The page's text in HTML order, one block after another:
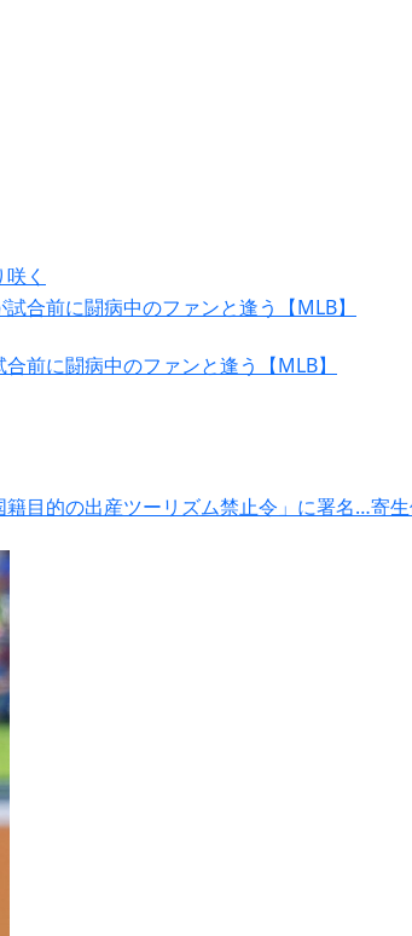
く
前に闘病中のファンと逢う【MLB】
目的の出産ツーリズム禁止令」に署名…寄